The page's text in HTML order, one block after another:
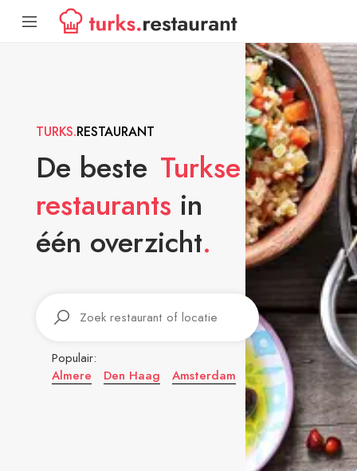
TURKS.RESTAURANT
De beste Turkse
restaurants in
één overzicht.
Populair:
Almere Den Haag Amsterdam